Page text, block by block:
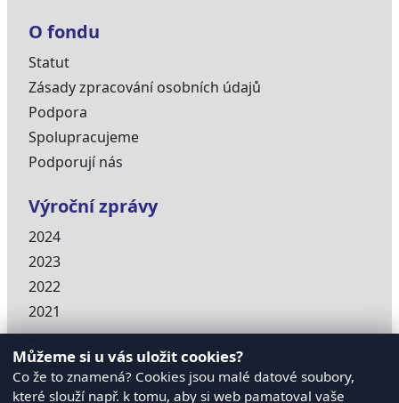
Můžeme si u vás uložit cookies?
Co že to znamená? Cookies jsou malé datové soubory,
které slouží např. k tomu, aby si web pamatoval vaše
O fondu
Statut
Zásady zpracování osobních údajů
Podpora
Spolupracujeme
Podporují nás
Výroční zprávy
2024
2023
2022
2021
...